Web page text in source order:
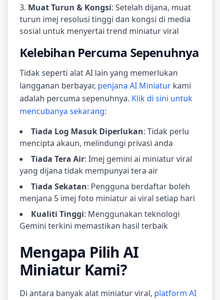
Muat Turun & Kongsi: Setelah dijana, muat
turun imej resolusi tinggi dan kongsi di media
sosial untuk menyertai trend miniatur viral
Kelebihan Percuma Sepenuhnya
Tidak seperti alat AI lain yang memerlukan
langganan berbayar, penjana AI Miniatur kami
adalah percuma sepenuhnya. Klik di sini untuk
mencubanya sekarang:
Tiada Log Masuk Diperlukan: Tidak perlu
mencipta akaun, melindungi privasi anda
Tiada Tera Air: Imej gemini ai miniatur viral
yang dijana tidak mempunyai tera air
Tiada Sekatan: Pengguna berdaftar boleh
menjana 5 imej foto miniatur ai viral setiap hari
Kualiti Tinggi: Menggunakan teknologi
Gemini terkini memastikan hasil terbaik
Mengapa Pilih AI
Miniatur Kami?
Di antara banyak alat miniatur viral, platform AI